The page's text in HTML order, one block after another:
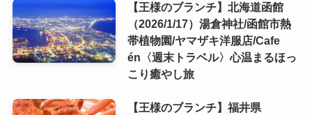
【王様のブランチ】北海道函館
（2026/1/17）湯倉神社/函館市熱
帯植物園/ヤマザキ洋服店/Cafe
én〈週末トラベル〉心温まるほっ
こり癒やし旅
【王様のブランチ】福井県